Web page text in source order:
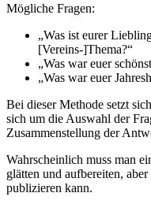
Mögliche Fragen:
„Was ist eurer
[Vereins-]Thema?“
„Was war euer
„Was war euer
Bei dieser Methode setzt
sich um die Auswahl der
Zusammenstellung der
Wahrscheinlich muss man
glätten und aufbereiten,
publizieren kann.